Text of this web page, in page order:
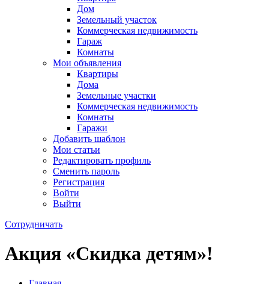
Дом
Земельный участок
Коммерческая недвижимость
Гараж
Комнаты
Мои объявления
Квартиры
Дома
Земельные участки
Коммерческая недвижимость
Комнаты
Гаражи
Добавить шаблон
Мои статьи
Редактировать профиль
Сменить пароль
Регистрация
Войти
Выйти
Сотрудничать
Акция «Скидка детям»!